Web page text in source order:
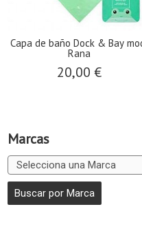
Marcas
Capa de baño Dock & Bay
Rana
20,00 €